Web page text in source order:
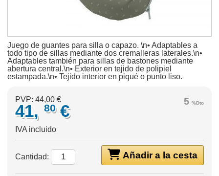
Juego de guantes para silla o capazo. \n• Adaptables a
todo tipo de sillas mediante dos cremalleras laterales.\n•
Adaptables también para sillas de bastones mediante
abertura central.\n• Exterior en tejido de polipiel
estampada.\n• Tejido interior en piqué o punto liso.
5 %Dto
PVP: 44,00 €
41, 80 €
IVA incluido
Añadir a la cesta
Cantidad: